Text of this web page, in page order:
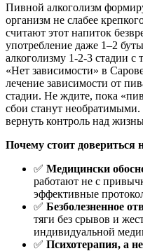
Пивной алкоголизм
организм не слабее
считают этот напиток
употребление даже 1–2
алкоголизму 1-2-3 стадии
«Нет зависимости» в
лечение зависимости от
стадии. Не ждите, пока
сбои станут
вернуть контроль над
Почему стоит довериться
✅ Медицински
работают не с
эффективные
✅ Безболезненное
тяги без срывов и
индивидуальной
✅ Психотерапия, а